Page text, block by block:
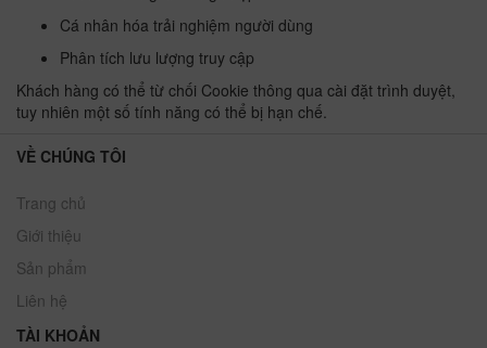
Cá nhân hóa trải nghiệm người dùng
Phân tích lưu lượng truy cập
Khách hàng có thể từ chối Cookie thông qua cài đặt trình duyệt,
tuy nhiên một số tính năng có thể bị hạn chế.
VỀ CHÚNG TÔI
Trang chủ
Giới thiệu
Sản phẩm
Liên hệ
TÀI KHOẢN